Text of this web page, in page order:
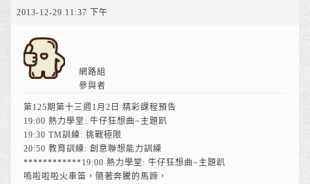
2013-12-29 11:37 下午
網路組
參與者
第125期第十三週1月2日 精彩課程預告
19:00 熱力學堂: 牛仔狂想曲~主題趴
19:30 TM訓練: 挑戰極限
20:50 教育訓練: 創意聯想能力訓練
************19:00 熱力學堂: 牛仔狂想曲~主題趴
嗚啦啦啦火車笛，隨著奔騰的馬蹄，